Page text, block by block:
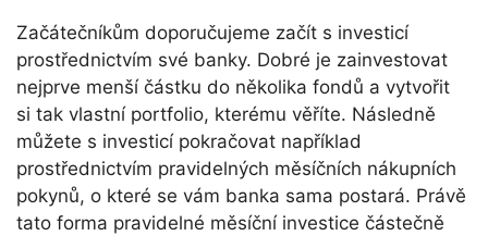
Začátečníkům doporučujeme začít s investicí
prostřednictvím své banky. Dobré je zainvestovat
nejprve menší částku do několika fondů a vytvořit
si tak vlastní portfolio, kterému věříte. Následně
můžete s investicí pokračovat například
prostřednictvím pravidelných měsíčních nákupních
pokynů, o které se vám banka sama postará. Právě
tato forma pravidelné měsíční investice částečně